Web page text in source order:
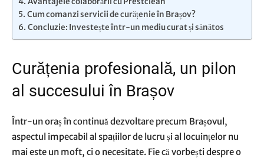
Cum comanzi servicii de curățenie în Brașov?
Concluzie: Investește într-un mediu curat și sănătos
Curățenia profesională, un pilon
al succesului în Brașov
Într-un oraș în continuă dezvoltare precum Brașovul,
aspectul impecabil al spațiilor de lucru și al locuințelor nu
mai este un moft, ci o necesitate. Fie că vorbești despre o